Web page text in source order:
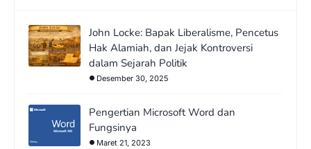
John Locke: Bapak Liberalisme, Pencetus
Hak Alamiah, dan Jejak Kontroversi
dalam Sejarah Politik
Desember 30, 2025
Pengertian Microsoft Word dan
Fungsinya
Maret 21, 2023